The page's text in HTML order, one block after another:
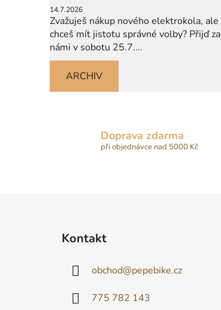
14.7.2026
Zvažuješ nákup nového elektrokola, ale
chceš mít jistotu správné volby? Přijď za
námi v sobotu 25.7....
ARCHIV
Doprava zdarma
při objednávce nad 5000 Kč
Kontakt
obchod@pepebike.cz
775 782 143